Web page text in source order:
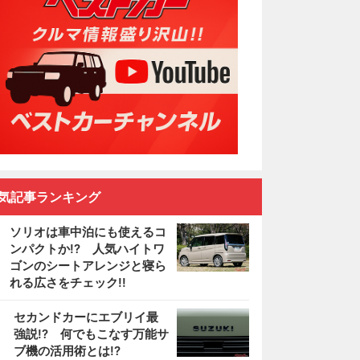
記事ランキング
ソリオは車中泊にも使えるコ
ンパクトか!? 人気ハイトワ
ゴンのシートアレンジと寝ら
れる広さをチェック!!
セカンドカーにエブリイ最
強説!? 何でもこなす万能サ
ブ機の活用術とは!?